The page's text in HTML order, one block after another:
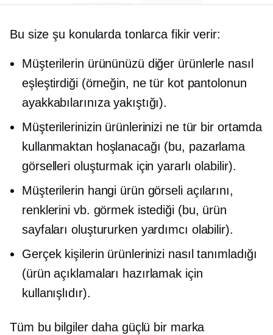
Bu size şu konularda tonlarca fikir verir:
Müşterilerin ürününüzü diğer ürünlerle nasıl
eşleştirdiği (örneğin, ne tür kot pantolonun
ayakkabılarınıza yakıştığı).
Müşterilerinizin ürünlerinizi ne tür bir ortamda
kullanmaktan hoşlanacağı (bu, pazarlama
görselleri oluşturmak için yararlı olabilir).
Müşterilerin hangi ürün görseli açılarını,
renklerini vb. görmek istediği (bu, ürün
sayfaları oluştururken yardımcı olabilir).
Gerçek kişilerin ürünlerinizi nasıl tanımladığı
(ürün açıklamaları hazırlamak için
kullanışlıdır).
Tüm bu bilgiler daha güçlü bir marka